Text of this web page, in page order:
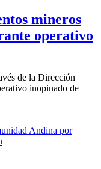
mineros
operativo
de la Dirección
inopinado de